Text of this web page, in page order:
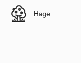
Hage